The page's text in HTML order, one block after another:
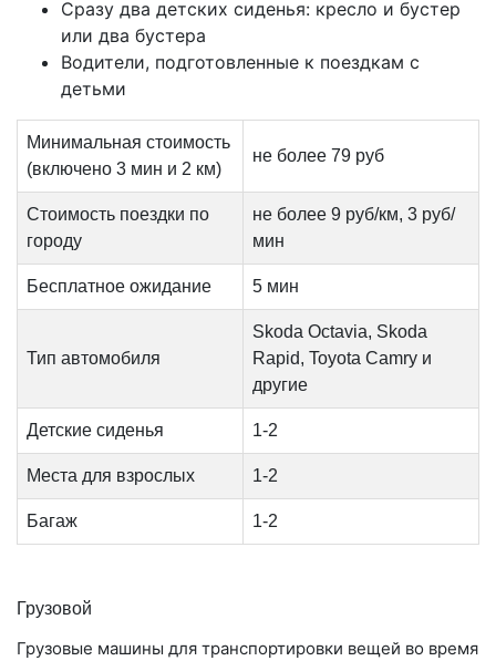
Сразу два детских сиденья: кресло и бустер
или два бустера
Водители, подготовленные к поездкам с
детьми
Минимальная стоимость
(включено 3 мин и 2 км)
не более 79 руб
Стоимость поездки по
городу
не более 9 руб/км, 3 руб/
мин
Бесплатное ожидание 5 мин
Тип автомобиля
Skoda Octavia, Skoda
Rapid, Toyota Camry и
другие
Детские сиденья 1-2
Места для взрослых 1-2
Багаж 1-2
Грузовой
Грузовые машины для транспортировки вещей во время